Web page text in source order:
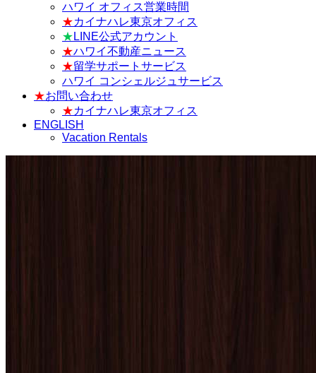
ハワイ オフィス営業時間
★カイナハレ東京オフィス
★ LINE公式アカウント
★ハワイ不動産ニュース
★留学サポートサービス
ハワイ コンシェルジュサービス
★お問い合わせ
★カイナハレ東京オフィス
ENGLISH
Vacation Rentals